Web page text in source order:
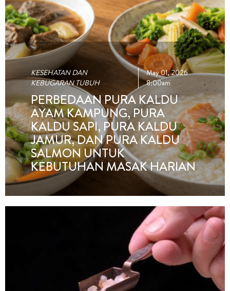
KESEHATAN DAN
KEBUGARAN TUBUH
May 01, 2026
8:00am
PERBEDAAN PURA KALDU
AYAM KAMPUNG, PURA
KALDU SAPI, PURA KALDU
JAMUR, DAN PURA KALDU
SALMON UNTUK
KEBUTUHAN MASAK HARIAN